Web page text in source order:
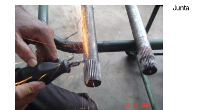
Junta